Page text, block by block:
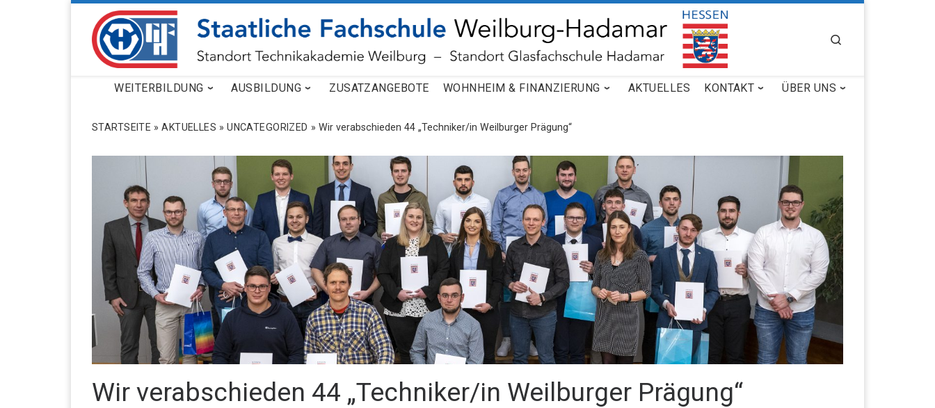
ZUM INHALT SPRINGEN
WEITERBILDUNG AUSBILDUNG ZUSATZANGEBOTE WOHNHEIM & FINANZIERUNG AKTUELLES KONTAKT ÜBER UNS
STARTSEITE » AKTUELLES » UNCATEGORIZED » Wir verabschieden 44 „Techniker/in Weilburger Prägung“
Wir verabschieden 44 „Techniker/in Weilburger Prägung“